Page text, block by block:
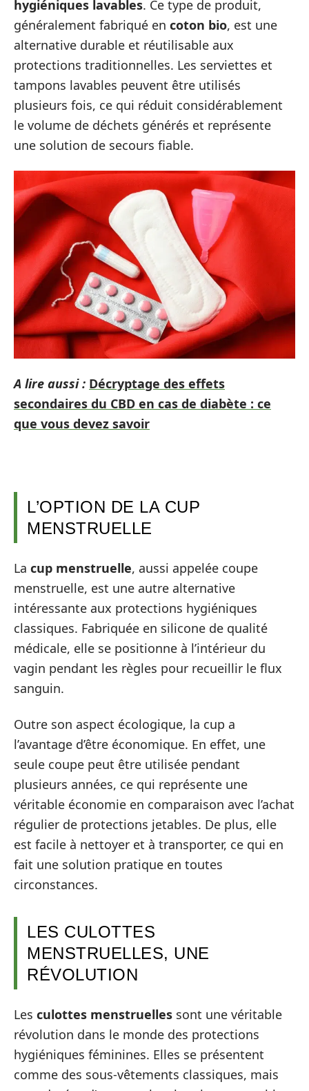
hygiéniques lavables. Ce type de produit,
généralement fabriqué en coton bio, est une
alternative durable et réutilisable aux
protections traditionnelles. Les serviettes et
tampons lavables peuvent être utilisés
plusieurs fois, ce qui réduit considérablement
le volume de déchets générés et représente
une solution de secours fiable.
A lire aussi : Décryptage des effets
secondaires du CBD en cas de diabète : ce
que vous devez savoir
L’OPTION DE LA CUP
MENSTRUELLE
La cup menstruelle, aussi appelée coupe
menstruelle, est une autre alternative
intéressante aux protections hygiéniques
classiques. Fabriquée en silicone de qualité
médicale, elle se positionne à l’intérieur du
vagin pendant les règles pour recueillir le flux
sanguin.
Outre son aspect écologique, la cup a
l’avantage d’être économique. En effet, une
seule coupe peut être utilisée pendant
plusieurs années, ce qui représente une
véritable économie en comparaison avec l’achat
régulier de protections jetables. De plus, elle
est facile à nettoyer et à transporter, ce qui en
fait une solution pratique en toutes
circonstances.
LES CULOTTES
MENSTRUELLES, UNE
RÉVOLUTION
Les culottes menstruelles sont une véritable
révolution dans le monde des protections
hygiéniques féminines. Elles se présentent
comme des sous-vêtements classiques, mais